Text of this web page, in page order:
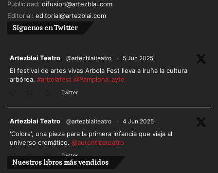
Blanca Oteyza
Entrada libre con reserva de entradas.
12:00h
Vértice – Cía. Teatro al paso en la Escuela Superior
de Canto
Entrada libre con reserva de entradas.
12:00h
Grandes autores a través del tiempo – Escuela
Blanca Oteyza
Entrada libre con reserva de entradas.
Publicidad: difusion@artezblai.com
Editorial: editorial@artezblai.com
Síguenos en Twitter
Artezblai Teatro @artezblaiteatro · 5 Jun 2025
El festival de artes vivas Arbola Fest lleva a Iruña la cultura
arbórea. #arbolafest @Pamplona_ayto
Twitter
Artezblai Teatro @artezblaiteatro · 4 Jun 2025
'Colors', una pieza para la primera infancia que viaja al
universo cromático. @autenticateatro
Twitter
Nuestros libros más vendidos